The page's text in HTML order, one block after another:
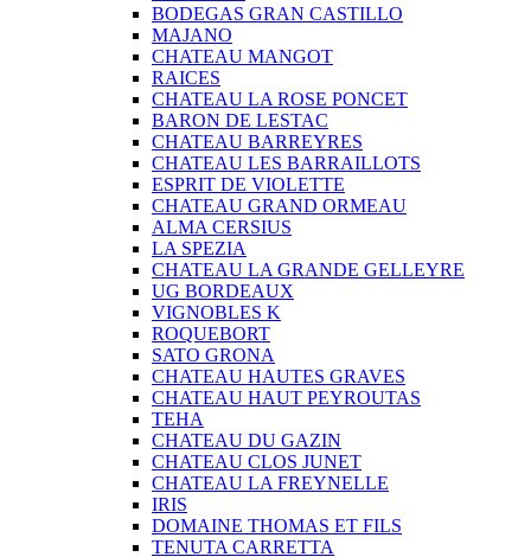
BODEGAS GRAN CASTILLO
MAJANO
CHATEAU MANGOT
RAICES
CHATEAU LA ROSE PONCET
BARON DE LESTAC
CHATEAU BARREYRES
CHATEAU LES BARRAILLOTS
ESPRIT DE VIOLETTE
CHATEAU GRAND ORMEAU
ALMA CERSIUS
LA SPEZIA
CHATEAU LA GRANDE GELLEYRE
UG BORDEAUX
VIGNOBLES K
ROQUEBORT
SATO GRONA
CHATEAU HAUTES GRAVES
CHATEAU HAUT PEYROUTAS
TEHA
CHATEAU DU GAZIN
CHATEAU CLOS JUNET
CHATEAU LA FREYNELLE
IRIS
DOMAINE THOMAS ET FILS
TENUTA CARRETTA